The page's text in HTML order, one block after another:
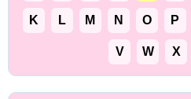
K L M N O P
V W X